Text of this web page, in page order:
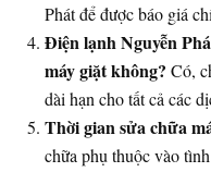
Phát để được báo giá
Điện lạnh Nguyễn
máy giặt không? Có,
dài hạn cho tất cả các
Thời gian sửa chữa
chữa phụ thuộc vào